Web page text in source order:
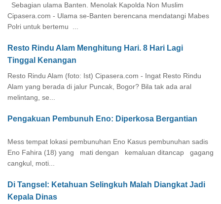
Sebagian ulama Banten. Menolak Kapolda Non Muslim
Cipasera.com - Ulama se-Banten berencana mendatangi Mabes
Polri untuk bertemu ...
Resto Rindu Alam Menghitung Hari. 8 Hari Lagi
Tinggal Kenangan
Resto Rindu Alam (foto: Ist) Cipasera.com - Ingat Resto Rindu
Alam yang berada di jalur Puncak, Bogor? Bila tak ada aral
melintang, se...
Pengakuan Pembunuh Eno: Diperkosa Bergantian
Mess tempat lokasi pembunuhan Eno Kasus pembunuhan sadis
Eno Fahira (18) yang mati dengan kemaluan ditancap gagang
cangkul, moti...
Di Tangsel: Ketahuan Selingkuh Malah Diangkat Jadi
Kepala Dinas